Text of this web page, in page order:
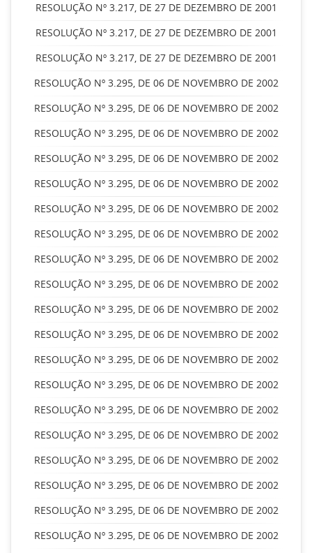
RESOLUÇÃO Nº 3.217, DE 27 DE DEZEMBRO DE 2001
RESOLUÇÃO Nº 3.217, DE 27 DE DEZEMBRO DE 2001
RESOLUÇÃO Nº 3.217, DE 27 DE DEZEMBRO DE 2001
RESOLUÇÃO Nº 3.295, DE 06 DE NOVEMBRO DE 2002
RESOLUÇÃO Nº 3.295, DE 06 DE NOVEMBRO DE 2002
RESOLUÇÃO Nº 3.295, DE 06 DE NOVEMBRO DE 2002
RESOLUÇÃO Nº 3.295, DE 06 DE NOVEMBRO DE 2002
RESOLUÇÃO Nº 3.295, DE 06 DE NOVEMBRO DE 2002
RESOLUÇÃO Nº 3.295, DE 06 DE NOVEMBRO DE 2002
RESOLUÇÃO Nº 3.295, DE 06 DE NOVEMBRO DE 2002
RESOLUÇÃO Nº 3.295, DE 06 DE NOVEMBRO DE 2002
RESOLUÇÃO Nº 3.295, DE 06 DE NOVEMBRO DE 2002
RESOLUÇÃO Nº 3.295, DE 06 DE NOVEMBRO DE 2002
RESOLUÇÃO Nº 3.295, DE 06 DE NOVEMBRO DE 2002
RESOLUÇÃO Nº 3.295, DE 06 DE NOVEMBRO DE 2002
RESOLUÇÃO Nº 3.295, DE 06 DE NOVEMBRO DE 2002
RESOLUÇÃO Nº 3.295, DE 06 DE NOVEMBRO DE 2002
RESOLUÇÃO Nº 3.295, DE 06 DE NOVEMBRO DE 2002
RESOLUÇÃO Nº 3.295, DE 06 DE NOVEMBRO DE 2002
RESOLUÇÃO Nº 3.295, DE 06 DE NOVEMBRO DE 2002
RESOLUÇÃO Nº 3.295, DE 06 DE NOVEMBRO DE 2002
RESOLUÇÃO Nº 3.295, DE 06 DE NOVEMBRO DE 2002